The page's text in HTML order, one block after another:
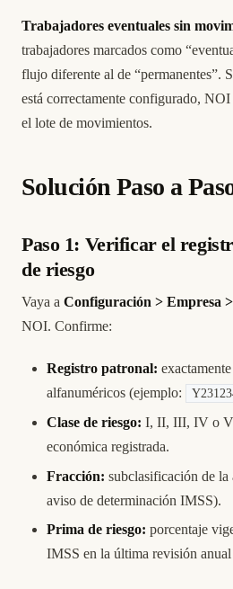
Trabajadores eventuales sin
trabajadores marcados como
flujo diferente al de “permanentes”.
está correctamente configurado,
el lote de movimientos.
Solución Paso a
Paso 1: Verificar el
de riesgo
Vaya a Configuración > Empresa
NOI. Confirme:
Registro patronal:
alfanuméricos (ejemplo:
Clase de riesgo: I, II, III, IV o V
económica registrada.
Fracción: subclasificación de
aviso de determinación IMSS).
Prima de riesgo: porcentaje
IMSS en la última revisión anual